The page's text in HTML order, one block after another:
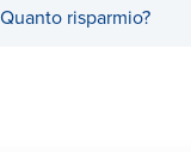
Quanto risparmio?